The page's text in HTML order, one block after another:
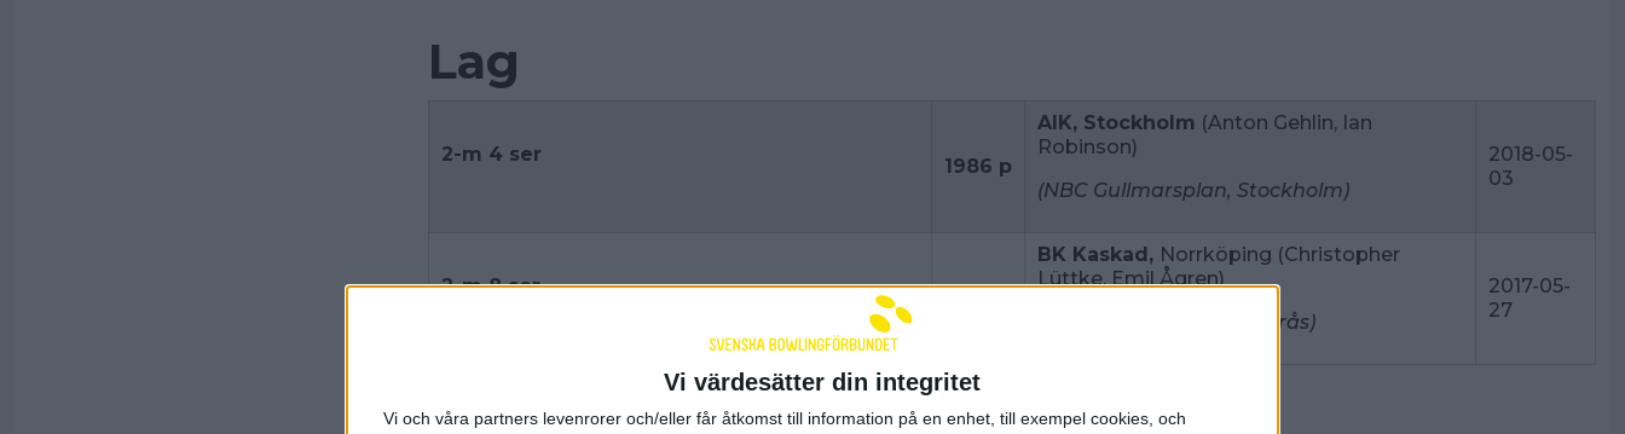
Vi värdesätter din integritet
Vi och våra partners levenrorer och/eller får åtkomst till information på en enhet, till exempel cookies, och
Lag
2-m 4 ser
1986 p
AIK, Stockholm (Anton Gehlin, Ian
Robinson)
(NBC Gullmarsplan, Stockholm)
2018-05-
03
2-m 8 ser
BK Kaskad, Norrköping (Christopher
Lüttke, Emil Ågren)
(Bellevue Bowling, Västerås)
2017-05-
27